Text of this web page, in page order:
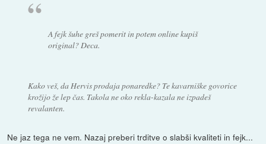
A fejk šuhe greš pomerit in potem online kupiš
original? Deca.
Kako veš, da Hervis prodaja ponaredke? Te kavarniške govorice
krožijo že lep čas. Takola ne oko rekla-kazala ne izpadeš
revalanten.
Ne jaz tega ne vem. Nazaj preberi trditve o slabši kvaliteti in fejk...